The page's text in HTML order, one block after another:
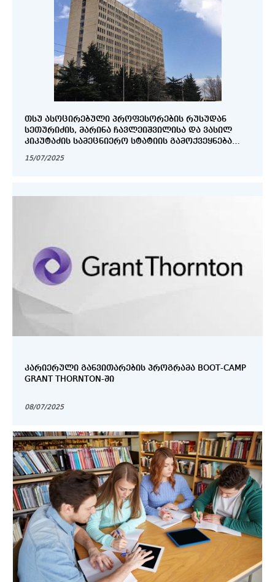
ᲗᲡᲣ ᲐᲡᲝᲪᲘᲠᲔᲑᲣᲚᲘ ᲞᲠᲝᲤᲔᲡᲝᲠᲔᲑᲘᲡ ᲠᲣᲡᲣᲓᲐᲜ
ᲡᲔᲗᲣᲠᲘᲫᲘᲡ, ᲛᲐᲠᲘᲜᲐ ᲩᲐᲕᲚᲔᲘᲨᲕᲘᲚᲘᲡᲐ ᲓᲐ ᲕᲐᲡᲘᲚ
ᲙᲘᲙᲣᲢᲐᲫᲘᲡ ᲡᲐᲛᲔᲪᲜᲘᲔᲠᲝ ᲡᲢᲐᲢᲘᲘᲡ ᲒᲐᲛᲝᲥᲕᲔᲧᲜᲔᲑᲐ
ᲟᲣᲠᲜᲐᲚᲨᲘ
15/07/2025
ᲙᲐᲠᲘᲔᲠᲣᲚᲘ ᲒᲐᲜᲕᲘᲗᲐᲠᲔᲑᲘᲡ ᲞᲠᲝᲒᲠᲐᲛᲐ BOOT-CAMP
GRANT THORNTON-ᲨᲘ
08/07/2025